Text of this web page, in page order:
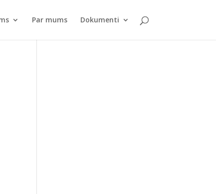
Par mums Dokumenti